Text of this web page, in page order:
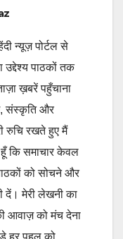
न्यूज़ पोर्टल से
पाठकों तक
ख़बरें पहुँचाना
संस्कृति और
रुचि रखते हुए मैं
कि समाचार केवल
को सोचने और
मेरी लेखनी का
आवाज़ को मंच देना
हर पहलू को